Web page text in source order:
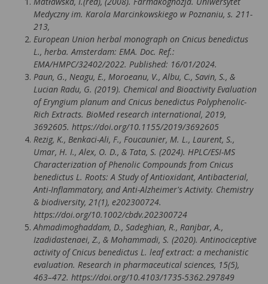
Medyczny im. Karola Marcinkowskiego w Poznaniu, s. 211-
213,
European Union herbal monograph on Cnicus benedictus
L., herba. Amsterdam: EMA. Doc. Ref.:
EMA/HMPC/32402/2022. Published: 16/01/2024.
Paun, G., Neagu, E., Moroeanu, V., Albu, C., Savin, S., &
Lucian Radu, G. (2019). Chemical and Bioactivity Evaluation
of Eryngium planum and Cnicus benedictus Polyphenolic-
Rich Extracts. BioMed research international, 2019,
3692605. https://doi.org/10.1155/2019/3692605
Rezig, K., Benkaci-Ali, F., Foucaunier, M. L., Laurent, S.,
Umar, H. I., Alex, O. D., & Tata, S. (2024). HPLC/ESI-MS
Characterization of Phenolic Compounds from Cnicus
benedictus L. Roots: A Study of Antioxidant, Antibacterial,
Anti-Inflammatory, and Anti-Alzheimer's Activity. Chemistry
& biodiversity, 21(1), e202300724.
https://doi.org/10.1002/cbdv.202300724
Ahmadimoghaddam, D., Sadeghian, R., Ranjbar, A.,
Izadidastenaei, Z., & Mohammadi, S. (2020). Antinociceptive
activity of Cnicus benedictus L. leaf extract: a mechanistic
evaluation. Research in pharmaceutical sciences, 15(5),
463–472. https://doi.org/10.4103/1735-5362.297849